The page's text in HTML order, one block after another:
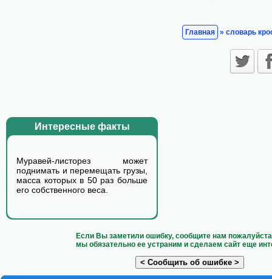
Интересные факты
Муравей-листорез может
поднимать и перемещать грузы,
масса которых в 50 раз больше
его собственного веса.
Главная » словарь
Если Вы заметили ошибку, сообщите нам
мы обязательно ее устраним и сделаем сайт еще